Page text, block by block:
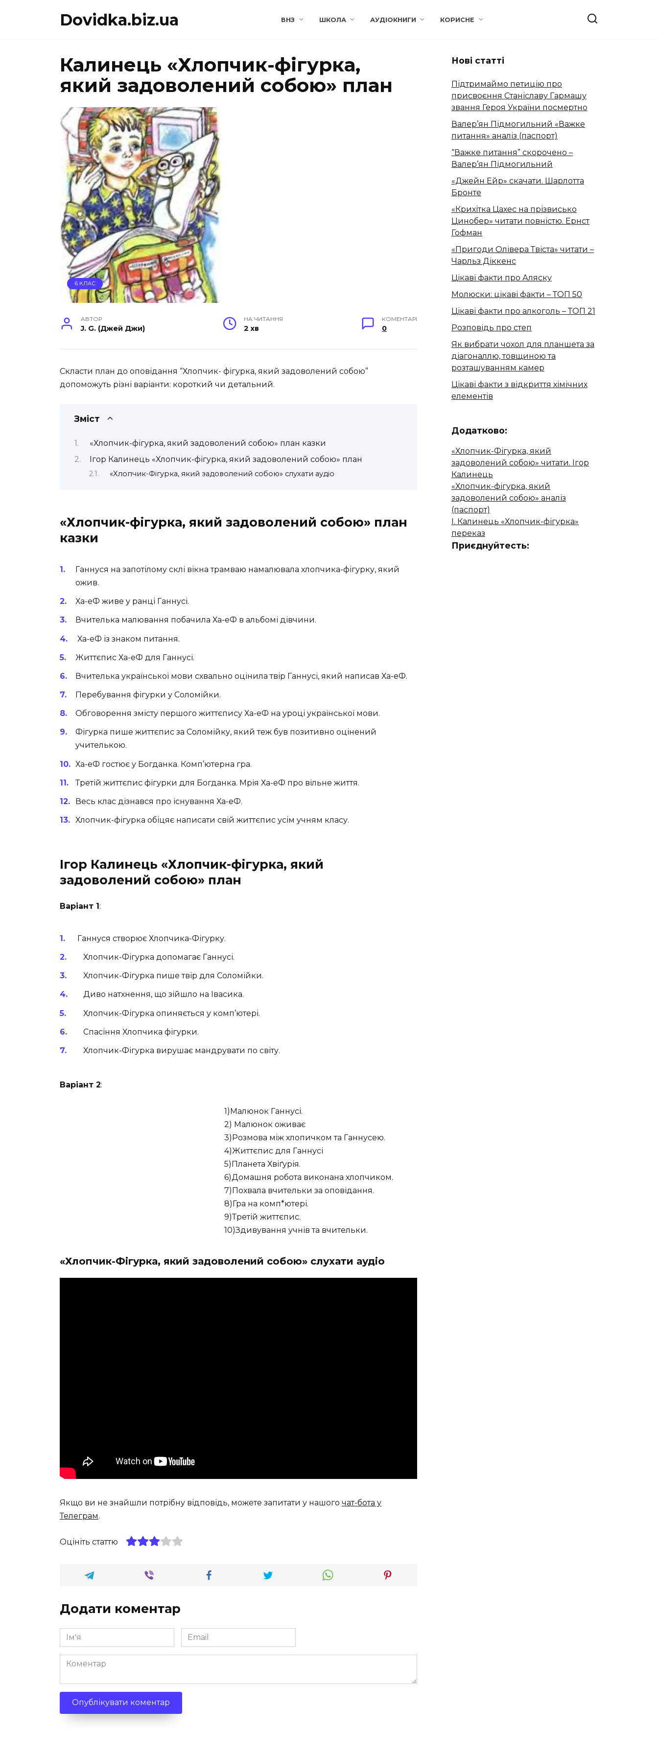
Dovidka.biz.ua ВНЗ ШКОЛА АУДІОКНИГИ КОРИСНЕ
Калинець «Хлопчик-фігурка,
який задоволений собою» план
6 КЛАС
АВТОР
J. G. (Джей Джи)
НА ЧИТАННЯ
2 хв
КОМЕНТАРІ
0
Скласти план до оповідання “Хлопчик- фігурка, який задоволений собою”
допоможуть різні варіанти: короткий чи детальний.
Зміст
«Хлопчик-фігурка, який задоволений собою» план казки
Ігор Калинець «Хлопчик-фігурка, який задоволений собою» план
«Хлопчик-Фігурка, який задоволений собою» слухати аудіо
«Хлопчик-фігурка, який задоволений собою» план
казки
Ганнуся на запотілому склі вікна трамваю намалювала хлопчика-фігурку, який
ожив.
Ха-еФ живе у ранці Ганнусі.
Вчителька малювання побачила Ха-еФ в альбомі дівчини.
Ха-еФ із знаком питання.
Життєпис Ха-еФ для Ганнусі.
Вчителька української мови схвально оцінила твір Ганнусі, який написав Ха-еФ.
Перебування фігурки у Соломійки.
Обговорення змісту першого життєпису Ха-еФ на уроці української мови.
Фігурка пише життєпис за Соломійку, який теж був позитивно оцінений
учителькою.
Ха-еФ гостює у Богданка. Комп’ютерна гра.
Третій життєпис фігурки для Богданка. Мрія Ха-еФ про вільне життя.
Весь клас дізнався про існування Ха-еФ.
Хлопчик-фігурка обіцяє написати свій життєпис усім учням класу.
Ігор Калинець «Хлопчик-фігурка, який
задоволений собою» план
Варіант 1 :
Ганнуся створює Хлопчика-Фігурку.
Хлопчик-Фігурка допомагає Ганнусі.
Хлопчик-Фігурка пише твір для Соломійки.
Диво натхнення, що зійшло на Івасика.
Хлопчик-Фігурка опиняється у комп’ютері.
Спасіння Хлопчика фігурки.
Хлопчик-Фігурка вирушає мандрувати по світу.
Варіант 2:
1)Малюнок Ганнусі.
2) Малюнок оживає
3)Розмова між хлопичком та Ганнусею.
4)Життєпис для Ганнусі
5)Планета Хвіґурія.
6)Домашня робота виконана хлопчиком.
7)Похвала вчительки за оповідання.
8)Гра на комп*ютері.
9)Третій життєпис.
10)Здивування учнів та вчительки.
«Хлопчик-Фігурка, який задоволений собою» слухати аудіо
Якщо ви не знайшли потрібну відповідь, можете запитати у нашого чат-бота у
Телеграм.
Оцініть статтю
Додати коментар
Ім'я
*
Email
*
Коментар
Нові статті
Підтримаймо петицію про
присвоєння Станіславу Гармашу
звання Героя України посмертно
Валер’ян Підмогильний «Важке
питання» аналіз (паспорт)
“Важке питання” скорочено –
Валер’ян Підмогильний
«Джейн Ейр» скачати. Шарлотта
Бронте
«Крихітка Цахес на прізвисько
Цинобер» читати повністю. Ернст
Гофман
«Пригоди Олівера Твіста» читати –
Чарльз Діккенс
Цікаві факти про Аляску
Молюски: цікаві факти – ТОП 50
Цікаві факти про алкоголь – ТОП 21
Розповідь про степ
Як вибрати чохол для планшета за
діагоналлю, товщиною та
розташуванням камер
Цікаві факти з відкриття хімічних
елементів
Додатково:
«Хлопчик-Фігурка, який
задоволений собою» читати. Ігор
Калинець
«Хлопчик-фігурка, який
задоволений собою» аналіз
(паспорт)
І. Калинець «Хлопчик-фігурка»
переказ
Приєднуйтесть: